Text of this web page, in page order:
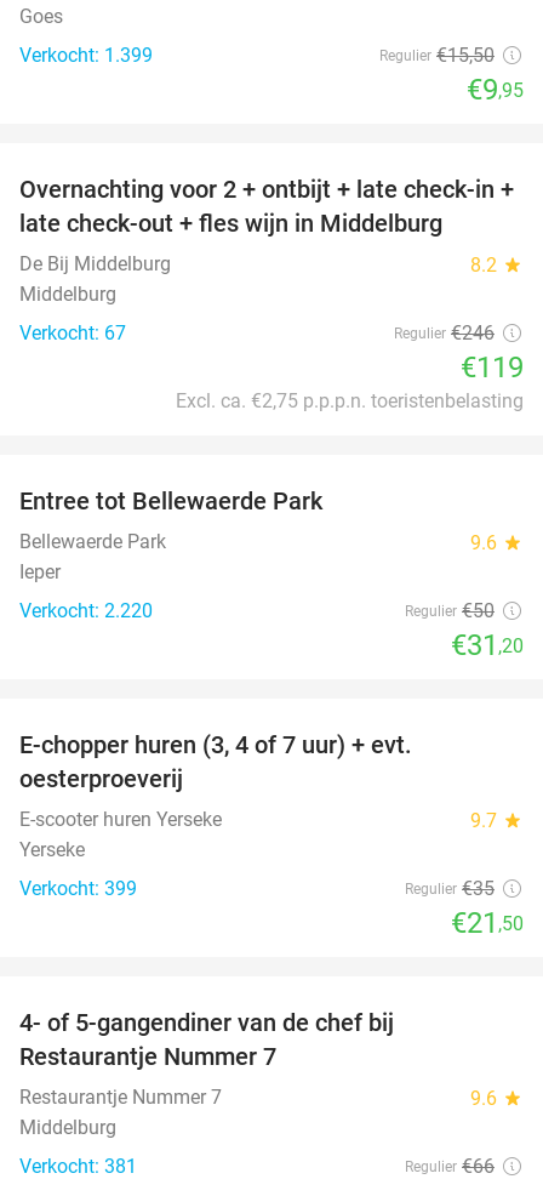
Goes
Verkocht: 1.399
Regulier €15,50
€9,95
52%
Overnachting voor 2 + ontbijt + late check-in +
late check-out + fles wijn in Middelburg
De Bij Middelburg 8.2 star
Middelburg
Verkocht: 67
Regulier €246
€119
Excl. ca. €2,75 p.p.p.n. toeristenbelasting
Entree tot Bellewaerde Park
Bellewaerde Park 9.6 star
Ieper
Verkocht: 2.220
Regulier €50
€31 ,20
E-chopper huren (3, 4 of 7 uur) + evt.
oesterproeverij
E-scooter huren Yerseke 9.7 star
Yerseke
Verkocht: 399
Regulier €35
€21 ,50
4- of 5-gangendiner van de chef bij
Restaurantje Nummer 7
Restaurantje Nummer 7 9.6 star
Middelburg
Verkocht: 381
Regulier €66